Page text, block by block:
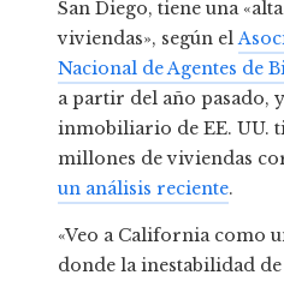
San Diego, tiene una
viviendas», según el
Nacional de Agentes de
a partir del año pasado,
inmobiliario de EE. UU.
millones de viviendas
un análisis reciente.
«Veo a California como
donde la inestabilidad